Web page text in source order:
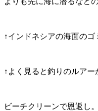
↑インドネシアの海面のゴ
↑よく見ると釣りのルア
ビーチクリーンで恩返し